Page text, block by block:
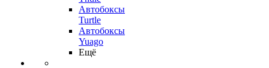
Автобоксы
Turtle
Автобоксы
Yuago
Ещё